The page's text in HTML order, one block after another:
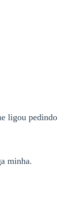
ligou pedindo
minha.